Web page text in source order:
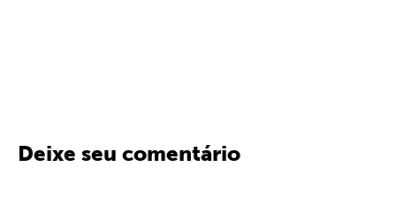
Deixe seu comentário